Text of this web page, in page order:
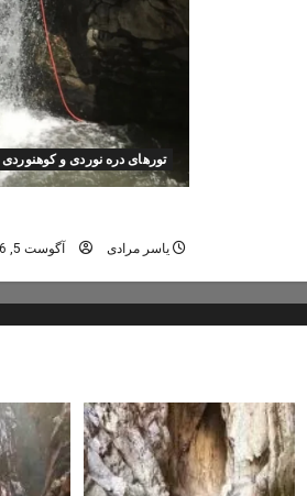
تورهای دره نوردی و کوهنوردی
یاسر مرادی آگوست 5, 2026